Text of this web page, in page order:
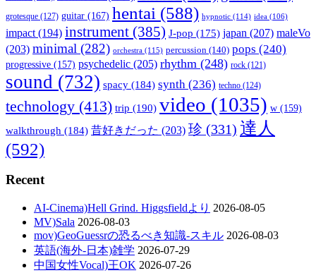
grotesque (127) guitar (167) hentai (588) hypnotic (114) idea (106)
impact (194) instrument (385) J-pop (175) japan (207) maleVo
(203) minimal (282) orchestra (115) percussion (140) pops (240)
progressive (157) psychedelic (205) rhythm (248) rock (121)
sound (732) spacy (184) synth (236) techno (124)
technology (413) trip (190) video (1035) w (159)
walkthrough (184) 昔好きだった (203) 珍 (331) 達人
(592)
Recent
AI-Cinema)Hell Grind. Higgsfieldより 2026-08-05
MV)Sala 2026-08-03
mov)GeoGuessrの恐るべき知識-スキル 2026-08-03
英語(海外-日本)雑学 2026-07-29
中国女性Vocal)王OK 2026-07-26